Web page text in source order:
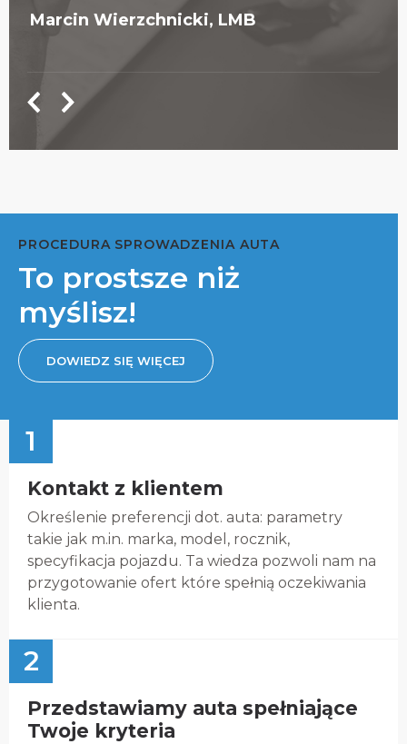
Marcin Wierzchnicki, LMB
PROCEDURA SPROWADZENIA AUTA
To prostsze niż
myślisz!
DOWIEDZ SIĘ WIĘCEJ
1
Kontakt z klientem
Określenie preferencji dot. auta: parametry
takie jak m.in. marka, model, rocznik,
specyfikacja pojazdu. Ta wiedza pozwoli nam na
przygotowanie ofert które spełnią oczekiwania
klienta.
2
Przedstawiamy auta spełniające
Twoje kryteria